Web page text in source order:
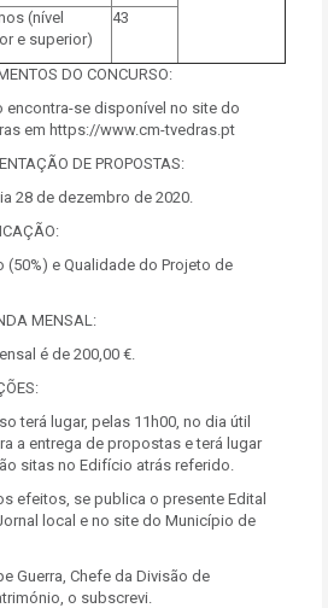
(nível
e superior)
43
DO CONCURSO:
se disponível no site do
em https://www.cm-tvedras.pt
DE PROPOSTAS:
28 de dezembro de 2020.
(50%) e Qualidade do Projeto de
MENSAL:
é de 200,00 €.
terá lugar, pelas 11h00, no dia útil
a entrega de propostas e terá lugar
sitas no Edifício atrás referido.
efeitos, se publica o presente Edital
local e no site do Município de
Guerra, Chefe da Divisão de
o subscrevi.